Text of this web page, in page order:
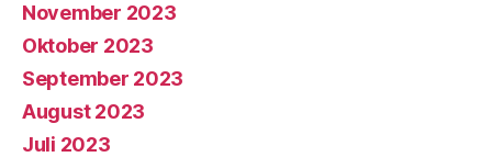
November 2023
Oktober 2023
September 2023
August 2023
Juli 2023